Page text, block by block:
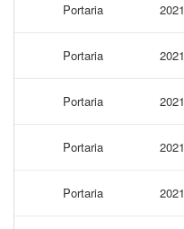
Portaria 2021
Portaria 2021
Portaria 2021
Portaria 2021
Portaria 2021